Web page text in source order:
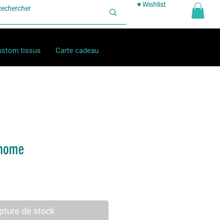
♥ Wishlist
tissus Carte cadeau
de stock